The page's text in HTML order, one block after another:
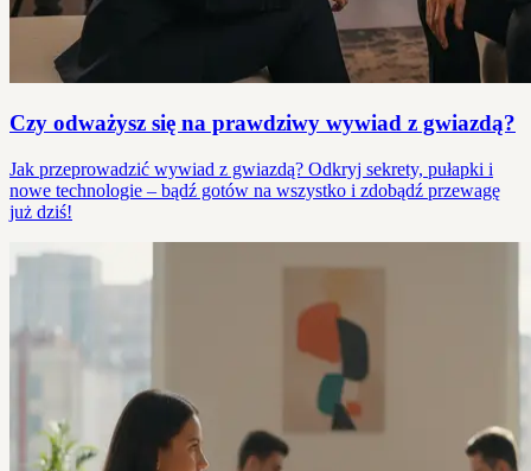
Czy odważysz się na prawdziwy wywiad z gwiazdą?
Jak przeprowadzić wywiad z gwiazdą? Odkryj sekrety, pułapki i
nowe technologie – bądź gotów na wszystko i zdobądź przewagę
już dziś!